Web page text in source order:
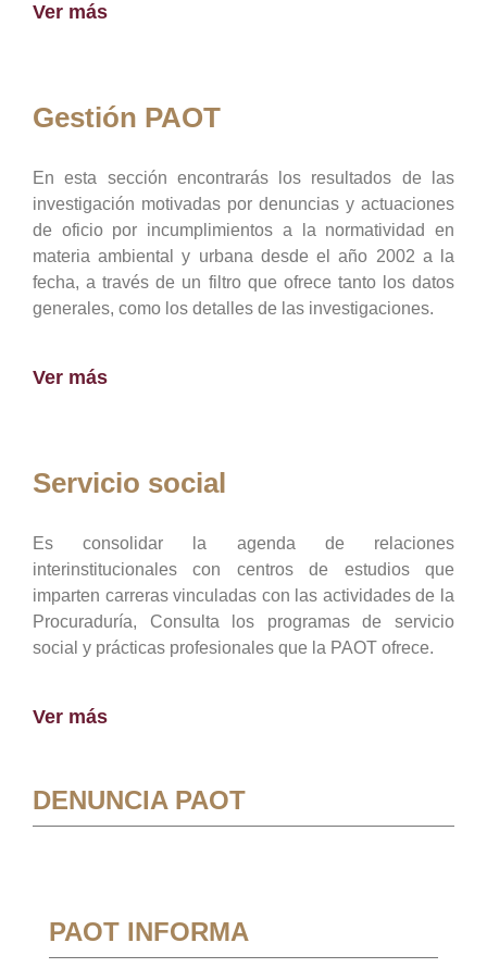
Ver más
Gestión PAOT
En esta sección encontrarás los resultados de las
investigación motivadas por denuncias y actuaciones
de oficio por incumplimientos a la normatividad en
materia ambiental y urbana desde el año 2002 a la
fecha, a través de un filtro que ofrece tanto los datos
generales, como los detalles de las investigaciones.
Ver más
Servicio social
Es consolidar la agenda de relaciones
interinstitucionales con centros de estudios que
imparten carreras vinculadas con las actividades de la
Procuraduría, Consulta los programas de servicio
social y prácticas profesionales que la PAOT ofrece.
Ver más
DENUNCIA PAOT
PAOT INFORMA